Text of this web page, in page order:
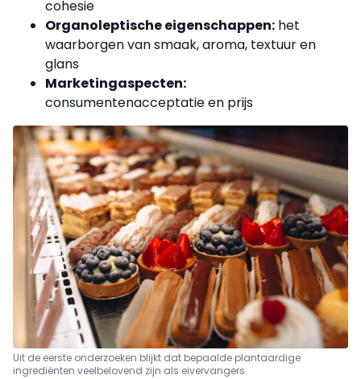
cohesie
Organoleptische eigenschappen: het
waarborgen van smaak, aroma, textuur en
glans
Marketingaspecten:
consumentenacceptatie en prijs
Uit de eerste onderzoeken blijkt dat bepaalde plantaardige
ingrediënten veelbelovend zijn als eivervangers